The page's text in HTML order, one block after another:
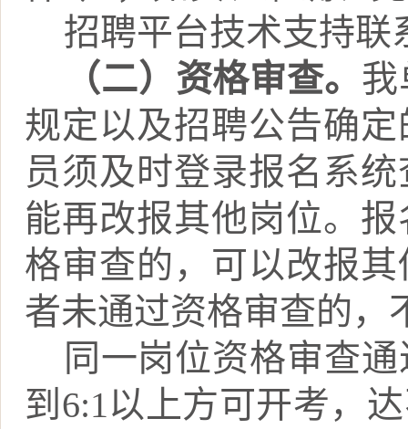
招聘平台技术支持联
（二）资格审查。 我
规定以及招聘公告确
员须及时登录报名系
能再改报其他岗位。
格审查的，可以改报
者未通过资格审查的，
同一岗位资格审查
到6:1以上方可开考，